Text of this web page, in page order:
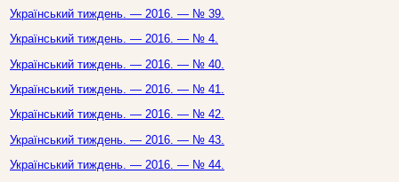
Український тиждень. — 2016. — № 39.
Український тиждень. — 2016. — № 4.
Український тиждень. — 2016. — № 40.
Український тиждень. — 2016. — № 41.
Український тиждень. — 2016. — № 42.
Український тиждень. — 2016. — № 43.
Український тиждень. — 2016. — № 44.